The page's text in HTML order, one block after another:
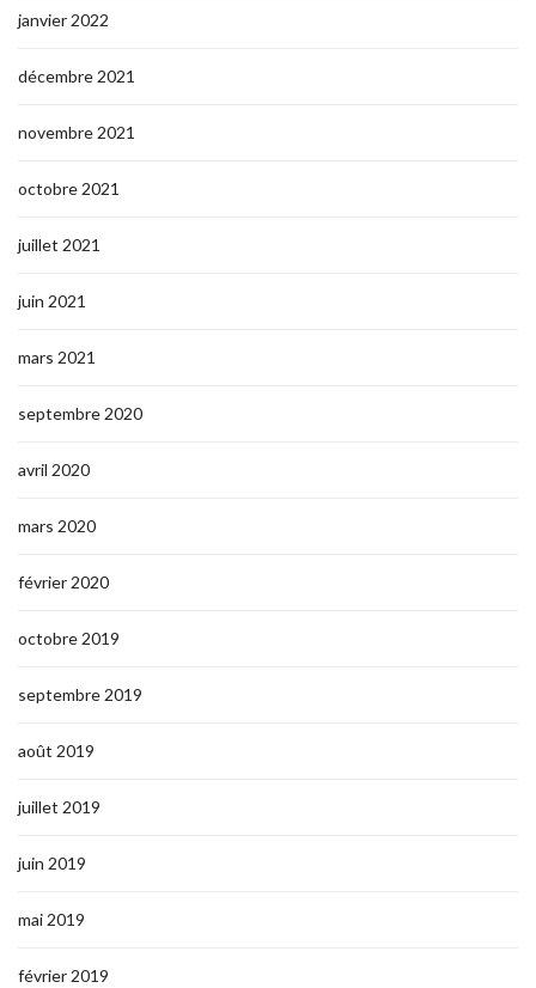
janvier 2022
décembre 2021
novembre 2021
octobre 2021
juillet 2021
juin 2021
mars 2021
septembre 2020
avril 2020
mars 2020
février 2020
octobre 2019
septembre 2019
août 2019
juillet 2019
juin 2019
mai 2019
février 2019